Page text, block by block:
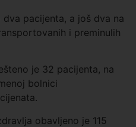
pacijenta, a još dva na
i preminulih
je 32 pacijenta, na
bolnici
obavljeno je 115